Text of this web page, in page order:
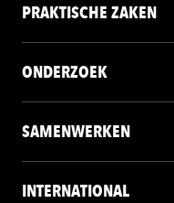
PRAKTISCHE ZAKEN
ONDERZOEK
SAMENWERKEN
INTERNATIONAL